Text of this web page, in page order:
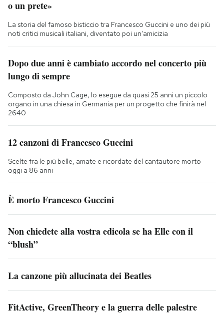
o un prete»
La storia del famoso bisticcio tra Francesco Guccini e uno dei più
noti critici musicali italiani, diventato poi un'amicizia
Dopo due anni è cambiato accordo nel concerto più
lungo di sempre
Composto da John Cage, lo esegue da quasi 25 anni un piccolo
organo in una chiesa in Germania per un progetto che finirà nel
2640
12 canzoni di Francesco Guccini
Scelte fra le più belle, amate e ricordate del cantautore morto
oggi a 86 anni
È morto Francesco Guccini
Non chiedete alla vostra edicola se ha Elle con il
“blush”
La canzone più allucinata dei Beatles
FitActive, GreenTheory e la guerra delle palestre